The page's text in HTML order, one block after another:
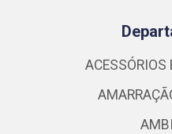
ACESSÓRIOS